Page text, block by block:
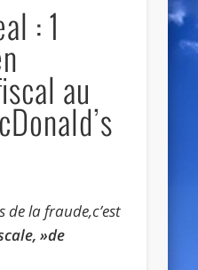
: 1
au
de la fraude,c’est
»de